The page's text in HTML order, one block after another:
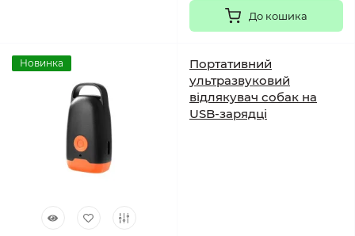
До кошика
Новинка
Портативний
ультразвуковий
відлякувач собак на
USB-зарядці